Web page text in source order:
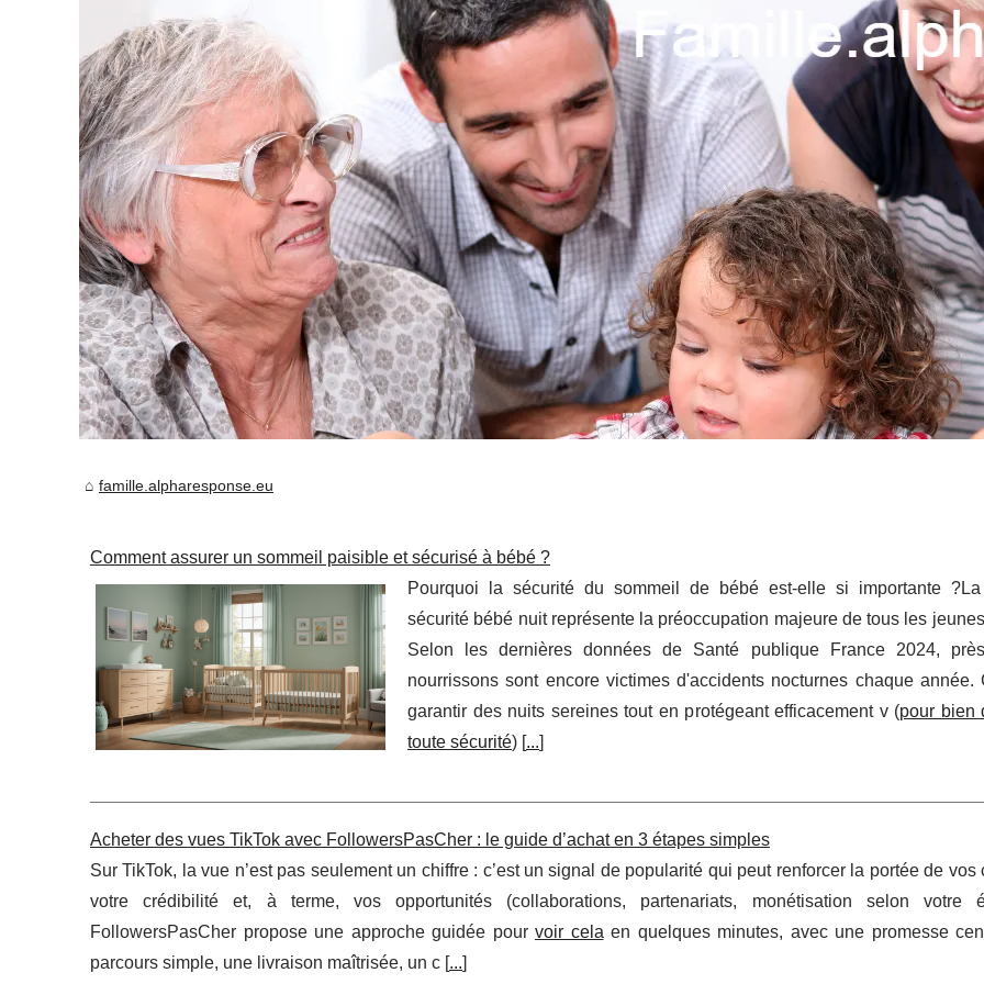
famille.alpharesponse.eu
Comment assurer un sommeil paisible et sécurisé à bébé ?
Pourquoi la sécurité du sommeil de bébé est-elle si importante ?La
sécurité bébé nuit représente la préoccupation majeure de tous les
Selon les dernières données de Santé publique France 2024,
nourrissons sont encore victimes d'accidents nocturnes chaque année.
garantir des nuits sereines tout en protégeant efficacement v (pour bien
toute sécurité) [...]
Acheter des vues TikTok avec FollowersPasCher : le guide d’achat en 3 étapes simples
Sur TikTok, la vue n’est pas seulement un chiffre : c’est un signal de popularité qui peut renforcer la portée de vos
votre crédibilité et, à terme, vos opportunités (collaborations, partenariats, monétisation selon votre
FollowersPasCher propose une approche guidée pour voir cela en quelques minutes, avec une promesse
parcours simple, une livraison maîtrisée, un c [...]